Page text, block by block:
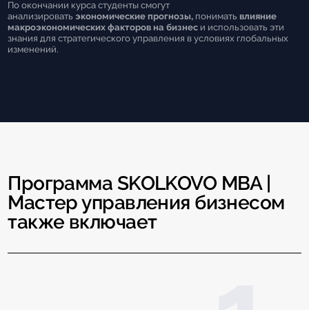
По окончании курса студенты смогут
анализироватьэкономические прогнозы, пониматьвлияние
макроэкономических факторов на бизнес и использовать эти
знания для стратегического управления в условиях глобальных
изменений.
Программа SKOLKOVO MBA |
Мастер управления бизнесом
также включает